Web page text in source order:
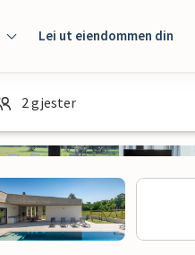
Lei ut eiendommen din
2 gjester